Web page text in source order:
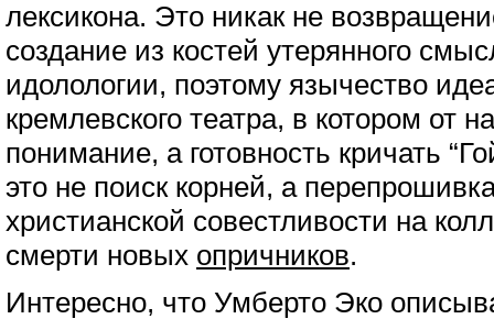
лексикона. Это никак не
создание из костей утерянного
идолологии, поэтому язычество
кремлевского театра, в котором от
понимание, а готовность кричать
это не поиск корней, а
христианской совестливости на
смерти новых опричников.
Интересно, что Умберто Эко